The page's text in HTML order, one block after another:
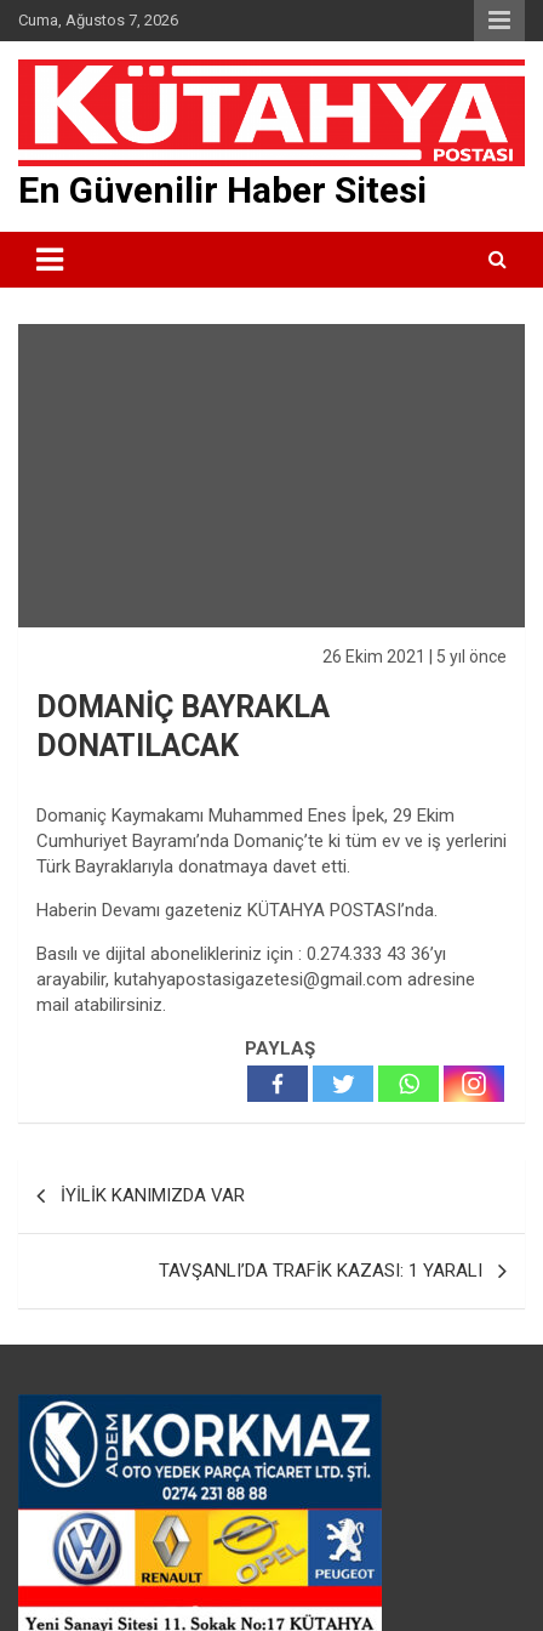
Skip
to
content
Cuma, Ağustos 7, 2026
En Güvenilir Haber Sitesi
26 Ekim 2021 | 5 yıl önce
DOMANİÇ BAYRAKLA
DONATILACAK
Domaniç Kaymakamı Muhammed Enes İpek, 29 Ekim
Cumhuriyet Bayramı’nda Domaniç’te ki tüm ev ve iş yerlerini
Türk Bayraklarıyla donatmaya davet etti.
Haberin Devamı gazeteniz KÜTAHYA POSTASI’nda.
Basılı ve dijital abonelikleriniz için : 0.274.333 43 36’yı
arayabilir, kutahyapostasigazetesi@gmail.com adresine
mail atabilirsiniz.
PAYLAŞ
Yazı
İYİLİK KANIMIZDA VAR
TAVŞANLI’DA TRAFİK KAZASI: 1 YARALI